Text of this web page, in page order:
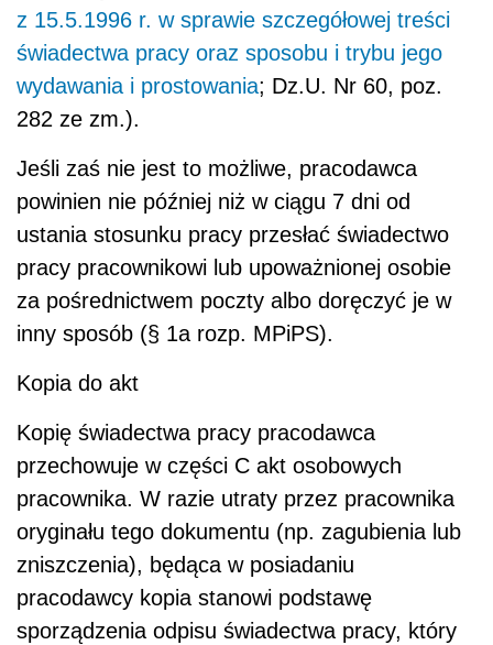
z 15.5.1996 r. w sprawie szczegółowej treści
świadectwa pracy oraz sposobu i trybu jego
wydawania i prostowania; Dz.U. Nr 60, poz.
282 ze zm.).
Jeśli zaś nie jest to możliwe, pracodawca
powinien nie później niż w ciągu 7 dni od
ustania stosunku pracy przesłać świadectwo
pracy pracownikowi lub upoważnionej osobie
za pośrednictwem poczty albo doręczyć je w
inny sposób (§ 1a rozp. MPiPS).
Kopia do akt
Kopię świadectwa pracy pracodawca
przechowuje w części C akt osobowych
pracownika. W razie utraty przez pracownika
oryginału tego dokumentu (np. zagubienia lub
zniszczenia), będąca w posiadaniu
pracodawcy kopia stanowi podstawę
sporządzenia odpisu świadectwa pracy, który